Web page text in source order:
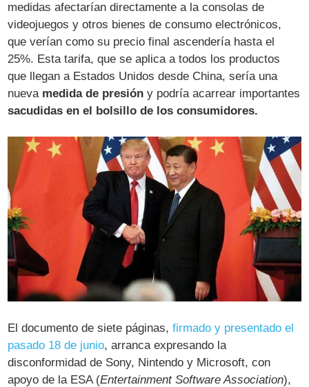
medidas afectarían directamente a la consolas de
videojuegos y otros bienes de consumo electrónicos,
que verían como su precio final ascendería hasta el
25%. Esta tarifa, que se aplica a todos los productos
que llegan a Estados Unidos desde China, sería una
nueva medida de presión y podría acarrear importantes
sacudidas en el bolsillo de los consumidores.
El documento de siete páginas,firmado y presentado el
pasado 18 de junio, arranca expresando la
disconformidad de Sony, Nintendo y Microsoft, con
apoyo de la ESA (Entertainment Software Association),